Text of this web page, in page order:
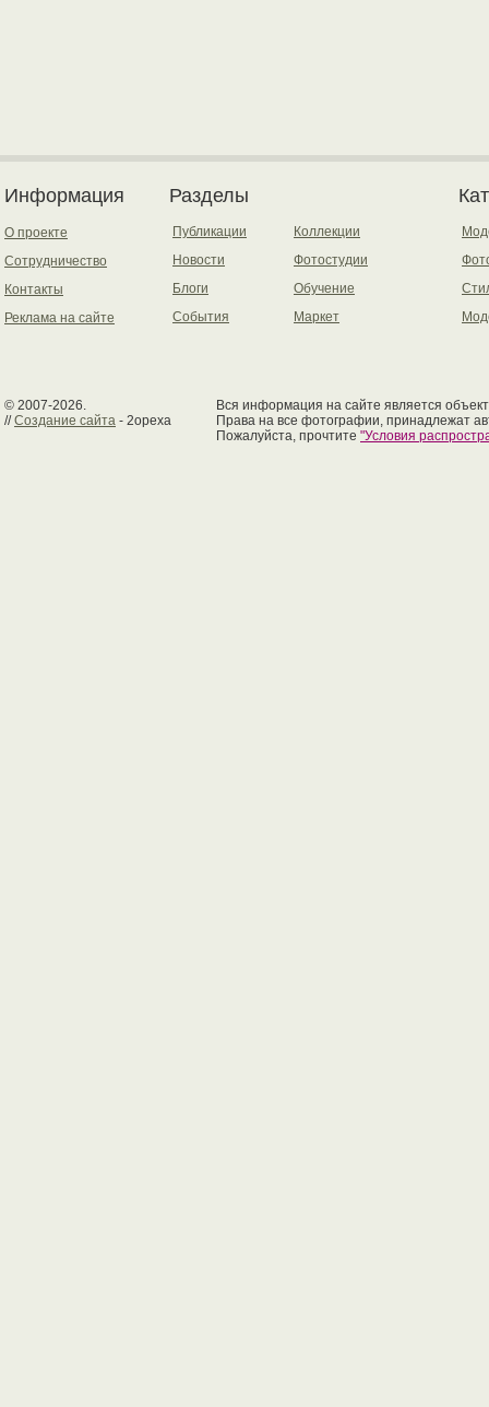
Информация
О проекте
Сотрудничество
Контакты
Реклама на сайте
Разделы
Публикации
Новости
Блоги
События
Коллекции
Фотостудии
Обучение
Маркет
© 2007-2026.
//Создание сайта - 2opexa
Вся информация на сайте является
Права на все фотографии, принадлежат
Пожалуйста, прочтите "Условия